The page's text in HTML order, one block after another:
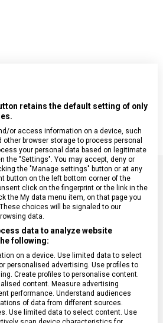
PRODUKTU
Kapesní nože
24 měsíců
295 g
retains the default setting of only
or access information on a device, such
browser storage to process personal
your personal data based on legitimate
the "Settings". You may accept, deny or
the "Manage settings" button or at any
button on the left bottom corner of the
click on the fingerprint or the link in the
the My data menu item, on that page you
choices will be signaled to our
data.
data to analyze website
following:
on a device. Use limited data to select
personalised advertising. Use profiles to
Create profiles to personalise content.
content. Measure advertising
performance. Understand audiences
of data from different sources.
Use limited data to select content. Use
scan device characteristics for